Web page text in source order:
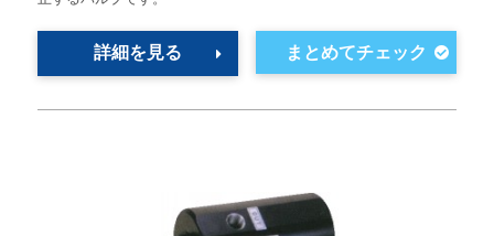
詳細を見る